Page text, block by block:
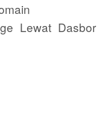
Lewat Dasbor